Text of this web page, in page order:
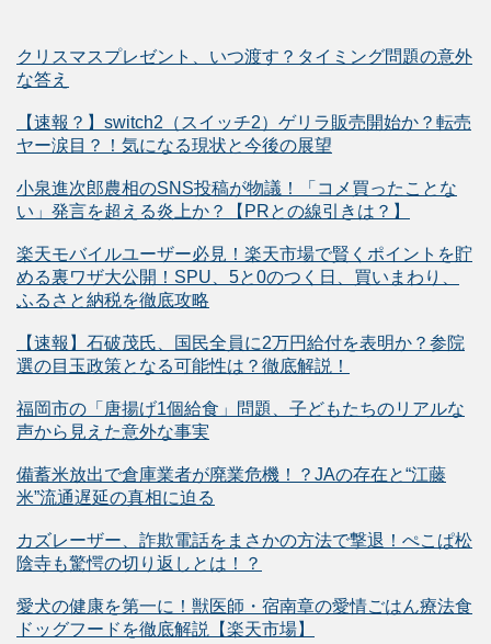
クリスマスプレゼント、いつ渡す？タイミング問題の意外
な答え
【速報？】switch2（スイッチ2）ゲリラ販売開始か？転売
ヤー涙目？！気になる現状と今後の展望
小泉進次郎農相のSNS投稿が物議！「コメ買ったことな
い」発言を超える炎上か？【PRとの線引きは？】
楽天モバイルユーザー必見！楽天市場で賢くポイントを貯
める裏ワザ大公開！SPU、5と0のつく日、買いまわり、
ふるさと納税を徹底攻略
【速報】石破茂氏、国民全員に2万円給付を表明か？参院
選の目玉政策となる可能性は？徹底解説！
福岡市の「唐揚げ1個給食」問題、子どもたちのリアルな
声から見えた意外な事実
備蓄米放出で倉庫業者が廃業危機！？JAの存在と“江藤
米”流通遅延の真相に迫る
カズレーザー、詐欺電話をまさかの方法で撃退！ぺこぱ松
陰寺も驚愕の切り返しとは！？
愛犬の健康を第一に！獣医師・宿南章の愛情ごはん療法食
ドッグフードを徹底解説【楽天市場】